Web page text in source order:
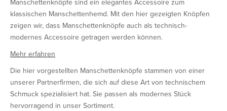
Manschettenknöpfe sind ein elegantes Accessoire zum
klassischen Manschettenhemd. Mit den hier gezeigten Knöpfen
zeigen wir, dass Manschettenknöpfe auch als technisch-
modernes Accessoire getragen werden können.
Mehr erfahren
Die hier vorgestellten Manschettenknöpfe stammen von einer
unserer Partnerfirmen, die sich auf diese Art von technischem
Schmuck spezialisiert hat. Sie passen als modernes Stück
hervorragend in unser Sortiment.